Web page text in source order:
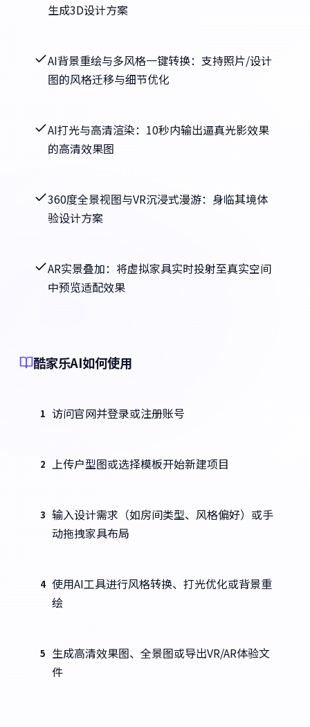
生成3D设计方案
AI背景重绘与多风格一键转换：支持照片/设计
图的风格迁移与细节优化
AI打光与高清渲染：10秒内输出逼真光影效果
的高清效果图
360度全景视图与VR沉浸式漫游：身临其境体
验设计方案
AR实景叠加：将虚拟家具实时投射至真实空间
中预览适配效果
酷家乐AI如何使用
1 访问官网并登录或注册账号
2 上传户型图或选择模板开始新建项目
3 输入设计需求（如房间类型、风格偏好）或手
动拖拽家具布局
4 使用AI工具进行风格转换、打光优化或背景重
绘
5 生成高清效果图、全景图或导出VR/AR体验文
件